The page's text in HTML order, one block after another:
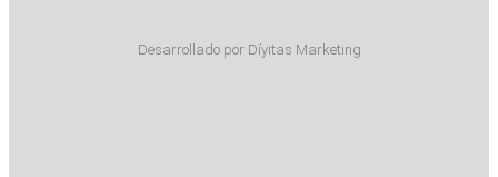
Desarrollado por Díyitas Marketing